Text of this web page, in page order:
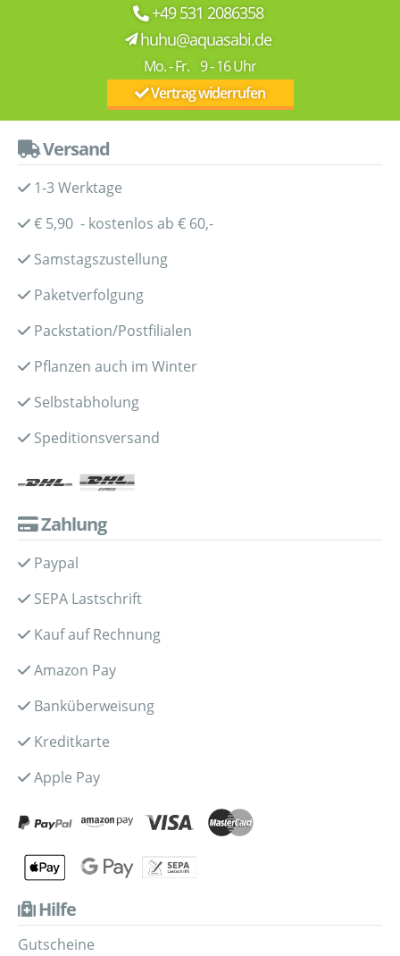
+49 531 2086358
huhu@aquasabi.de
Mo. - Fr. 9 - 16 Uhr
Vertrag widerrufen
Versand
1-3 Werktage
€ 5,90 - kostenlos ab € 60,-
Samstagszustellung
Paketverfolgung
Packstation/Postfilialen
Pflanzen auch im Winter
Selbstabholung
Speditionsversand
Zahlung
Paypal
SEPA Lastschrift
Kauf auf Rechnung
Amazon Pay
Banküberweisung
Kreditkarte
Apple Pay
Hilfe
Gutscheine